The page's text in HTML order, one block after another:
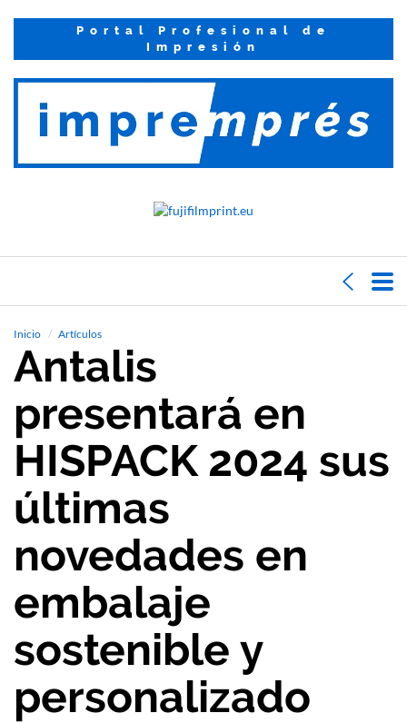
Portal Profesional de
Impresión
Inicio Artículos
Antalis
presentará en
HISPACK 2024 sus
últimas
novedades en
embalaje
sostenible y
personalizado